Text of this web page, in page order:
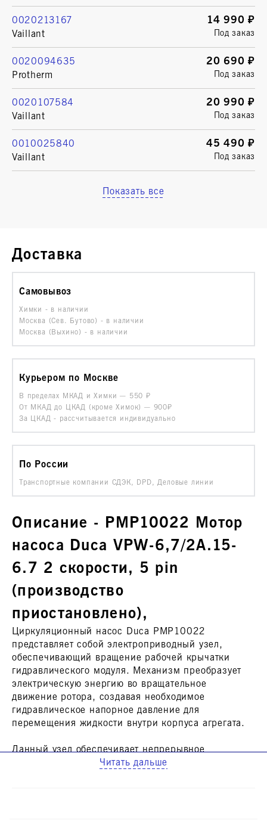
0020213167
Vaillant
14 990 ₽
Под заказ
0020094635
Protherm
20 690 ₽
Под заказ
0020107584
Vaillant
20 990 ₽
Под заказ
0010025840
Vaillant
45 490 ₽
Под заказ
Показать все
Доставка
Самовывоз
Химки - в наличии
Москва (Сев. Бутово) - в наличии
Москва (Выхино) - в наличии
Курьером по Москве
В пределах МКАД и Химки — 550
От МКАД до ЦКАД (кроме Химок) — 900₽
За ЦКАД - рассчитывается индивидуально
По России
Транспортные компании СДЭК, DPD, Деловые линии
Описание - PMP10022 Мотор
насоса Duca VPW-6,7/2A.15-
6.7 2 скорости, 5 pin
(производство
приостановлено),
Циркуляционный насос Duca PMP10022
представляет собой электроприводный узел,
обеспечивающий вращение рабочей крычатки
гидравлического модуля. Механизм преобразует
электрическую энергию во вращательное
движение ротора, создавая необходимое
гидравлическое напорное давление для
перемещения жидкости внутри корпуса агрегата.
Данный узел обеспечивает непрерывное
перемещение теплоносителя через теплообменник
Читать дальше